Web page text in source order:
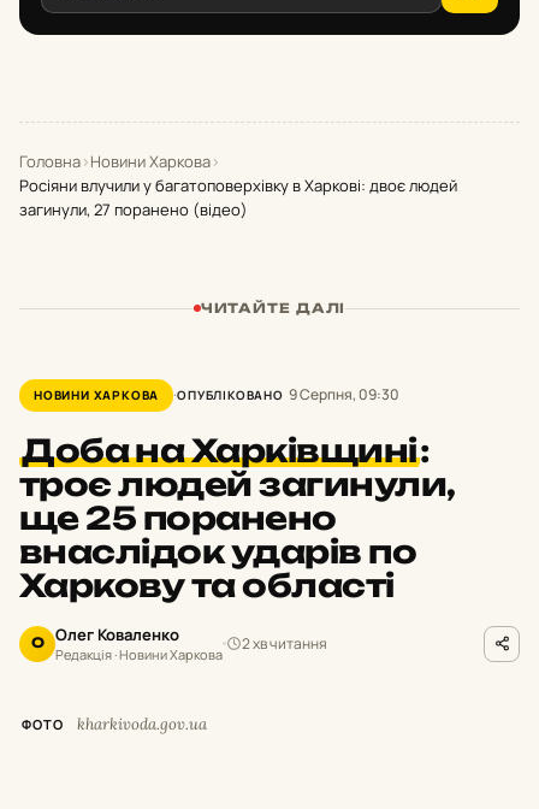
Головна›Новини Харкова›
Росіяни влучили у багатоповерхівку в Харкові: двоє людей
загинули, 27 поранено (відео)
ЧИТАЙТЕ ДАЛІ
НОВИНИ ХАРКОВА ОПУБЛІКОВАНО 9 Серпня, 09:30
Доба на Харківщині:
троє людей загинули,
ще 25 поранено
внаслідок ударів по
Харкову та області
О Олег Коваленко
Редакція · Новини Харкова
2 хв читання
ФОТО kharkivoda.gov.ua